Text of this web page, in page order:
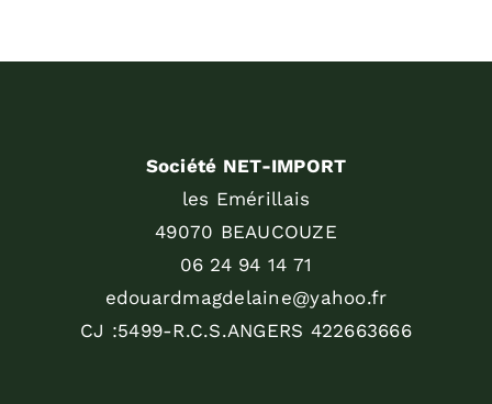
Société NET-IMPORT
les Emérillais
49070 BEAUCOUZE
06 24 94 14 71
edouardmagdelaine@yahoo.fr
CJ :5499-R.C.S.ANGERS 422663666